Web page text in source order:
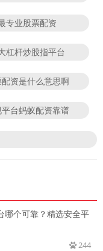
专业股票配资
杠杆炒股指平台
配资是什么意思啊
平台蚂蚁配资靠谱
哪个可靠？精选安全平
244